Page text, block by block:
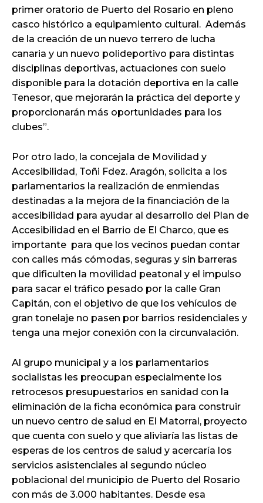
primer oratorio de Puerto del Rosario en pleno
casco histórico a equipamiento cultural. Además
de la creación de un nuevo terrero de lucha
canaria y un nuevo polideportivo para distintas
disciplinas deportivas, actuaciones con suelo
disponible para la dotación deportiva en la calle
Tenesor, que mejorarán la práctica del deporte y
proporcionarán más oportunidades para los
clubes”.
Por otro lado, la concejala de Movilidad y
Accesibilidad, Toñi Fdez. Aragón, solicita a los
parlamentarios la realización de enmiendas
destinadas a la mejora de la financiación de la
accesibilidad para ayudar al desarrollo del Plan de
Accesibilidad en el Barrio de El Charco, que es
importante para que los vecinos puedan contar
con calles más cómodas, seguras y sin barreras
que dificulten la movilidad peatonal y el impulso
para sacar el tráfico pesado por la calle Gran
Capitán, con el objetivo de que los vehículos de
gran tonelaje no pasen por barrios residenciales y
tenga una mejor conexión con la circunvalación.
Al grupo municipal y a los parlamentarios
socialistas les preocupan especialmente los
retrocesos presupuestarios en sanidad con la
eliminación de la ficha económica para construir
un nuevo centro de salud en El Matorral, proyecto
que cuenta con suelo y que aliviaría las listas de
esperas de los centros de salud y acercaría los
servicios asistenciales al segundo núcleo
poblacional del municipio de Puerto del Rosario
con más de 3.000 habitantes. Desde esa